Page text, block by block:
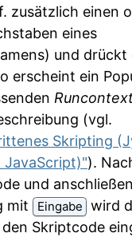
zusätzlich einen
eines
und drückt
erscheint ein
(vgl.
Skripting
JavaScript)").
und
mit
Eingabe wird
Skriptcode